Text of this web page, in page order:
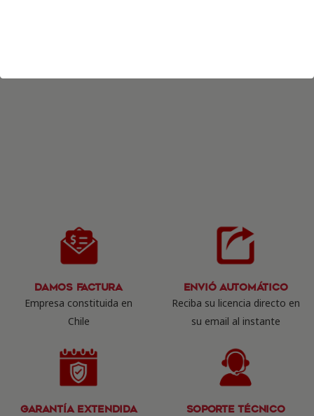
Damos Factura
Empresa constituida en
Chile
Envió Automático
Reciba su licencia directo en
su email al instante
Garantía Extendida Soporte Técnico